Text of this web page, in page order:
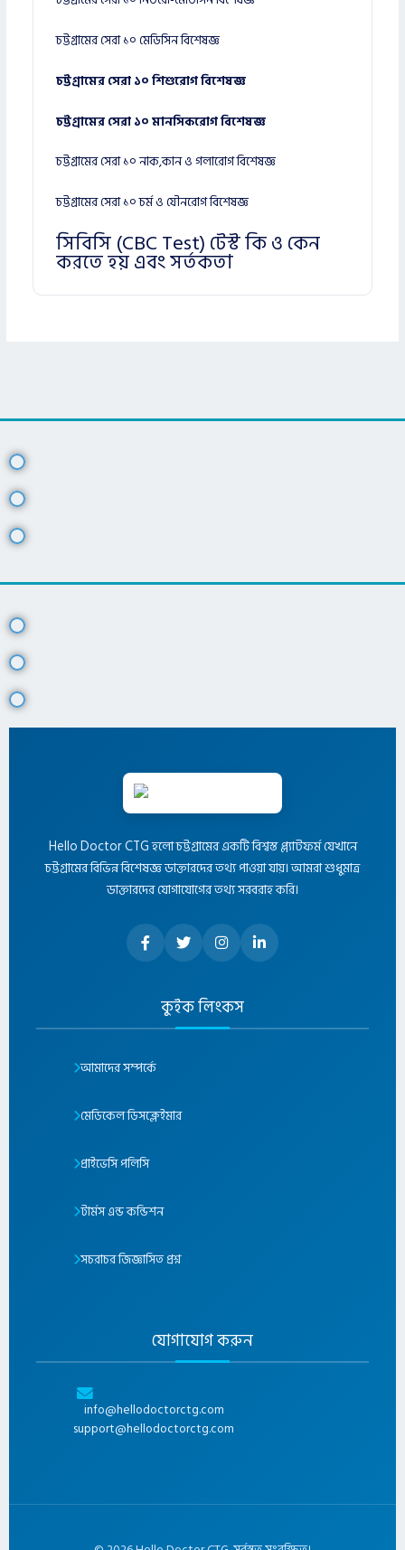
চট্টগ্রামের সেরা ১০ মেডিসিন বিশেষজ্ঞ
চট্টগ্রামের সেরা ১০ শিশুরোগ বিশেষজ্ঞ
চট্টগ্রামের সেরা ১০ মানসিকরোগ বিশেষজ্ঞ
চট্টগ্রামের সেরা ১০ নাক,কান ও গলারোগ বিশেষজ্ঞ
চট্টগ্রামের সেরা ১০ চর্ম ও যৌনরোগ বিশেষজ্ঞ
সিবিসি (CBC Test) টেস্ট কি ও কেন
করতে হয় এবং সর্তকতা
Hello Doctor CTG হলো চট্টগ্রামের একটি বিশ্বস্ত প্ল্যাটফর্ম যেখানে
চট্টগ্রামের বিভিন্ন বিশেষজ্ঞ ডাক্তারদের তথ্য পাওয়া যায়। আমরা শুধুমাত্র
ডাক্তারদের যোগাযোগের তথ্য সরবরাহ করি।
কুইক লিংকস
আমাদের সম্পর্কে
মেডিকেল ডিসক্লেইমার
প্রাইভেসি পলিসি
টার্মস এন্ড কন্ডিশন
সচরাচর জিজ্ঞাসিত প্রশ্ন
যোগাযোগ করুন
info@hellodoctorctg.com
support@hellodoctorctg.com